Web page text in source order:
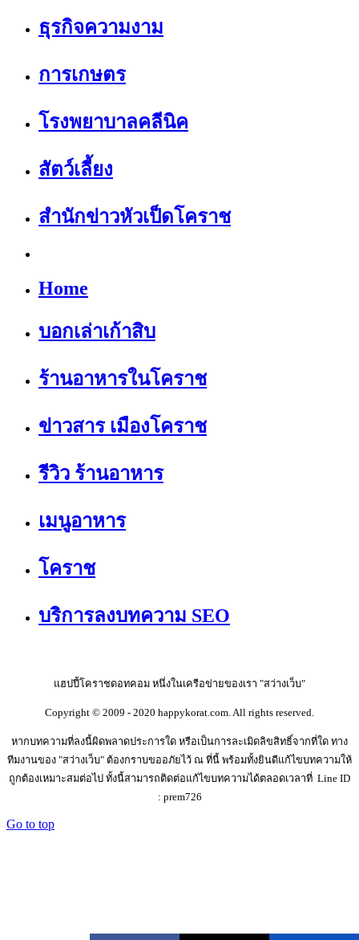
ธุรกิจความงาม
การเกษตร
โรงพยาบาลคลีนิค
สัตว์เลี้ยง
สำนักข่าวหัวเป็ดโคราช
Home
บอกเล่าเก้าสิบ
ร้านอาหารในโคราช
ข่าวสาร เมืองโคราช
รีวิว ร้านอาหาร
เมนูอาหาร
โคราช
บริการลงบทความ SEO
แฮปปี้โคราชดอทคอม หนึ่งในเครือข่ายของเรา "สว่างเว็บ"
Copyright © 2009 - 2020 happykorat.com. All rights reserved.
หากบทความที่ลงนี้ผิดพลาดประการใด หรือเป็นการละเมิดลิขสิทธิ์จากที่ใด ทาง
ทีมงานของ "สว่างเว็บ" ต้องกราบขออภัยไว้ ณ ที่นี้ พร้อมทั้งยินดีแก้ไขบทความให้
ถูกต้องเหมาะสมต่อไป ทั้งนี้สามารถติดต่อแก้ไขบทความได้ตลอดเวลาที่ Line ID
: prem726
Go to top